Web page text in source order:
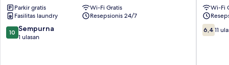
Parkir gratis
Wi-Fi Gratis
Fasilitas laundry
Resepsionis 24/7
10.0
dari
10 Sempurna
1 ulasan
Hotel
-
Wi-Fi
6.4
dari
6,4 11